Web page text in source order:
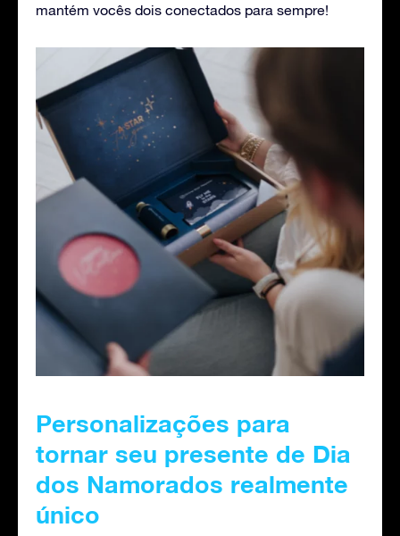
mantém vocês dois conectados para sempre!
Personalizações para
tornar seu presente de Dia
dos Namorados realmente
único